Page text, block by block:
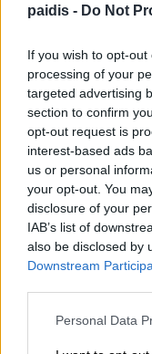
paidis - Do Not
If you wish to opt-
processing of your
targeted advertising
section to confirm
opt-out request is
interest-based ads
us or personal
your opt-out. You
disclosure of your
IAB’s list of
also be disclosed by
Downstream
Personal Data
Κρούσμα λοίμωξης
ψεκασμός το βράδυ
08/08/2026 , 10:18
Αυγερινός
και Γρατσία:
παραπληροφόρηση
επιθέσεις
08/08/2026 , 10:18
Σήμερα Σάββατο
κηδεία του Ιωάννη